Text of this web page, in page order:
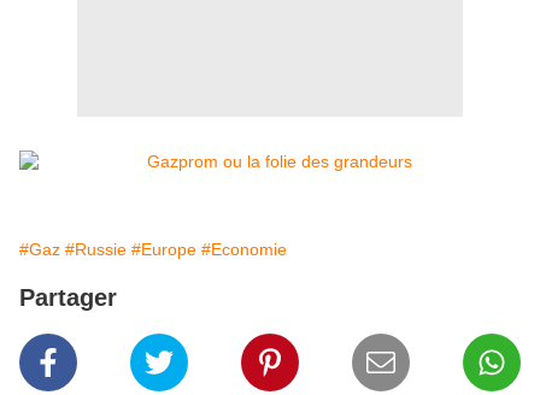
#Gaz #Russie #Europe #Economie
Partager